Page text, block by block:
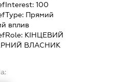
100
Прямий
вплив
КІНЦЕВИЙ
ВЛАСНИК